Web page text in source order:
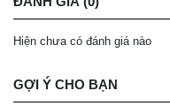
Hiện chưa có đánh giá nào
GỢI Ý CHO BẠN